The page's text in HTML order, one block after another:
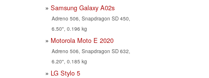
Samsung Galaxy A02s
Adreno 506, Snapdragon SD 450,
6.50", 0.196 kg
Motorola Moto E 2020
Adreno 506, Snapdragon SD 632,
6.20", 0.185 kg
LG Stylo 5